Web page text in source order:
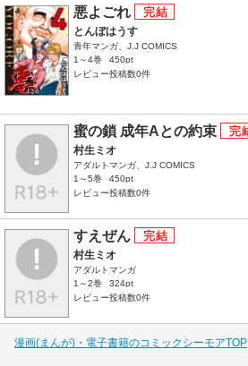
悪よごれ
とんぼはうす
青年マンガ、J.J COMICS
1～4巻
450pt
レビュー投稿数0件
蜜の鎖 成年Aとの約束
村生ミオ
アダルトマンガ、J.J COMICS
1～5巻
450pt
レビュー投稿数0件
すえぜん
村生ミオ
アダルトマンガ
1～2巻
324pt
レビュー投稿数0件
漫画(まんが)・電子書籍のコミックシーモアTOP